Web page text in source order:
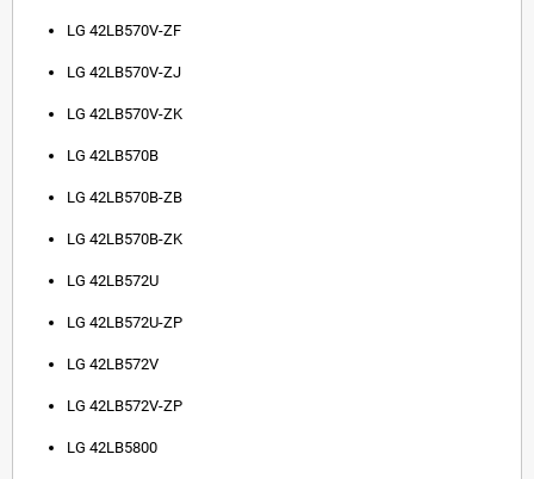
LG 42LB570V-ZF
LG 42LB570V-ZJ
LG 42LB570V-ZK
LG 42LB570B
LG 42LB570B-ZB
LG 42LB570B-ZK
LG 42LB572U
LG 42LB572U-ZP
LG 42LB572V
LG 42LB572V-ZP
LG 42LB5800